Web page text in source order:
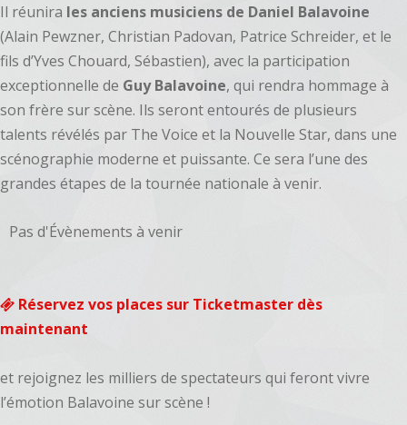
Il réunira les anciens musiciens de Daniel Balavoine
(Alain Pewzner, Christian Padovan, Patrice Schreider, et le
fils d’Yves Chouard, Sébastien), avec la participation
exceptionnelle de Guy Balavoine, qui rendra hommage à
son frère sur scène. Ils seront entourés de plusieurs
talents révélés par The Voice et la Nouvelle Star, dans une
scénographie moderne et puissante. Ce sera l’une des
grandes étapes de la tournée nationale à venir.
Pas d'Évènements à venir
Réservez vos places sur Ticketmaster dès
maintenant
et rejoignez les milliers de spectateurs qui feront vivre
l’émotion Balavoine sur scène !